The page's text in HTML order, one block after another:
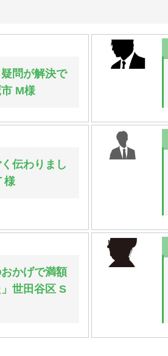
疑問が解決で
M様
伝わりまし
様
おかげで満額
世田谷区 S